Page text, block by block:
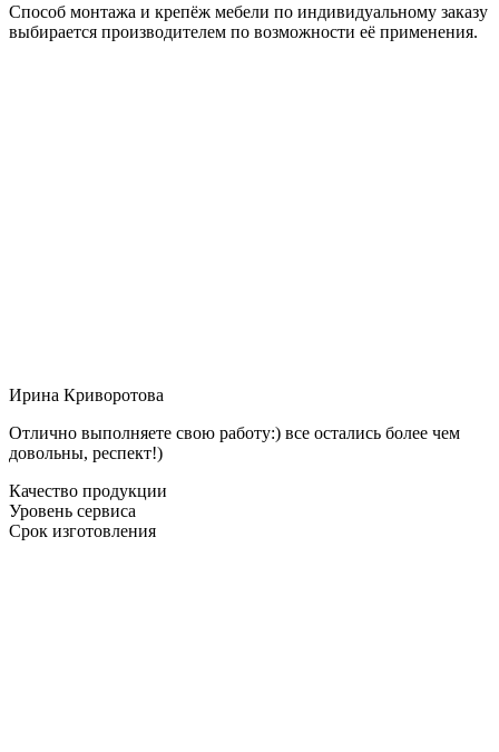
Способ монтажа и крепёж мебели по индивидуальному заказу
выбирается производителем по возможности её применения.
Ирина Криворотова
Отлично выполняете свою работу:) все остались более чем
довольны, респект!)
Качество продукции
Уровень сервиса
Срок изготовления